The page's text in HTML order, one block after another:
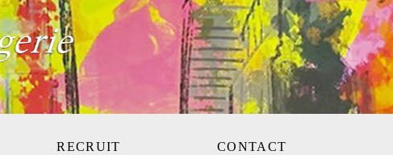
RECRUIT CONTACT